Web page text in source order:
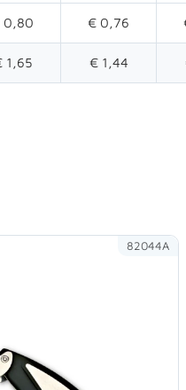
0,80 € 0,76
1,65 € 1,44
82044A